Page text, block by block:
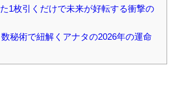
1枚引くだけで未来が好転する衝撃の
秘術で紐解くアナタの2026年の運命